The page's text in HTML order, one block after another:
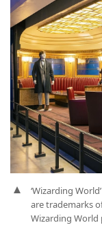
‘Wizarding
are trademarks
Wizarding World